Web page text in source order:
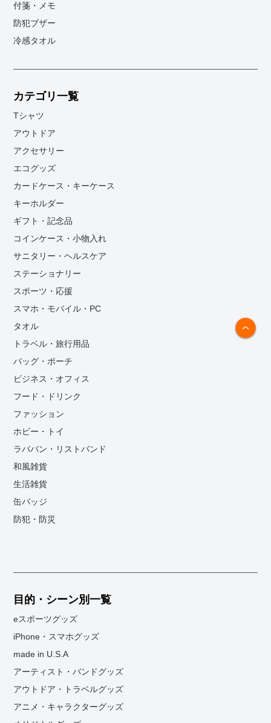
付箋・メモ
防犯ブザー
冷感タオル
カテゴリ一覧
Tシャツ
アウトドア
アクセサリー
エコグッズ
カードケース・キーケース
キーホルダー
ギフト・記念品
コインケース・小物入れ
サニタリー・ヘルスケア
ステーショナリー
スポーツ・応援
スマホ・モバイル・PC
タオル
トラベル・旅行用品
バッグ・ポーチ
ビジネス・オフィス
フード・ドリンク
ファッション
ホビー・トイ
ラババン・リストバンド
和風雑貨
生活雑貨
缶バッジ
防犯・防災
目的・シーン別一覧
eスポーツグッズ
iPhone・スマホグッズ
made in U.S.A
アーティスト・バンドグッズ
アウトドア・トラベルグッズ
アニメ・キャラクターグッズ